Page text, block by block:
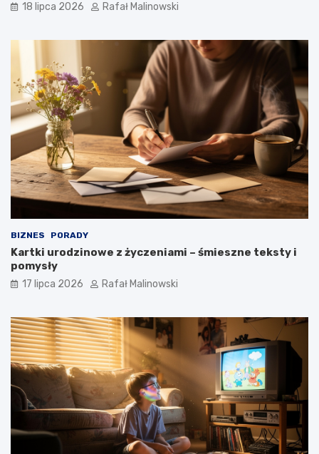
18 lipca 2026 Rafał Malinowski
BIZNES PORADY
Kartki urodzinowe z życzeniami – śmieszne teksty i
pomysły
17 lipca 2026 Rafał Malinowski